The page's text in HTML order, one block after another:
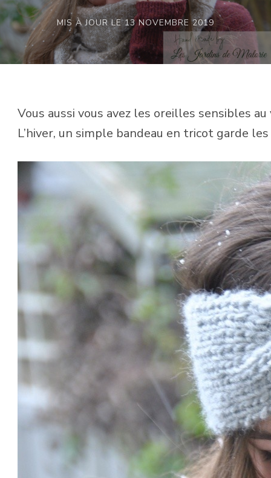
MIS À JOUR LE13 NOVEMBRE 2019
Vous aussi vous avez les oreilles sensibles
L’hiver, un simple bandeau en tricot garde